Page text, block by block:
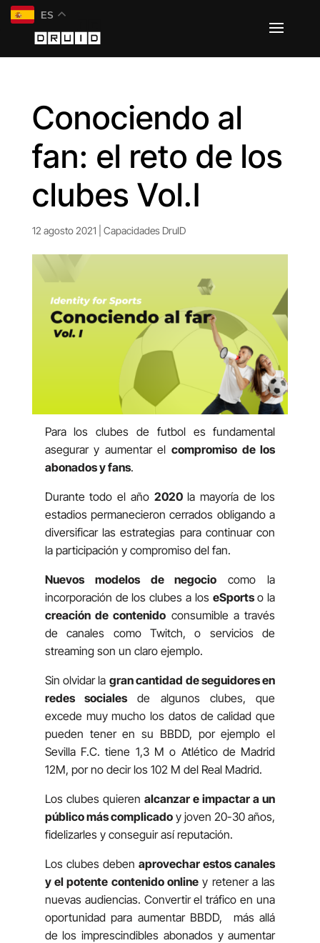
Conociendo al
fan: el reto de los
clubes Vol.I
12 agosto 2021 Capacidades DruID
Para los clubes de futbol es fundamental
asegurar y aumentar elcompromiso de los
abonados y fans.
Durante todo el año 2020la mayoría de los
estadios permanecieron cerrados obligando a
diversificar las estrategias para continuar con
la participación y compromiso del fan.
Nuevos modelos de negocio como la
incorporación de los clubes a los eSportso la
creación de contenido consumible a través
de canales como Twitch, o servicios de
streaming son un claro ejemplo.
Sin olvidar la gran cantidad de seguidores en
redes socialesde algunos clubes, que
excede muy mucho los datos de calidad que
pueden tener en su BBDD, por ejemplo el
Sevilla F.C. tiene 1,3 M o Atlético de Madrid
12M, por no decir los 102 M del Real Madrid.
Los clubes quieren alcanzar e impactar a un
público más complicadoy joven 20-30 años,
fidelizarles y conseguir así reputación.
Los clubes debenaprovechar estos canales
y el potente contenido online y retener a las
nuevas audiencias. Convertir el tráfico en una
oportunidad para aumentar BBDD, más allá
de los imprescindibles abonados y aumentar
ES